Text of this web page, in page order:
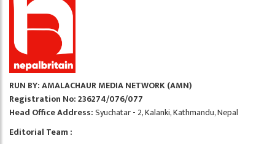
RUN BY: AMALACHAUR MEDIA NETWORK (AMN)
Registration No: 236274/076/077
Head Office Address:Syuchatar - 2, Kalanki, Kathmandu, Nepal
Editorial Team :